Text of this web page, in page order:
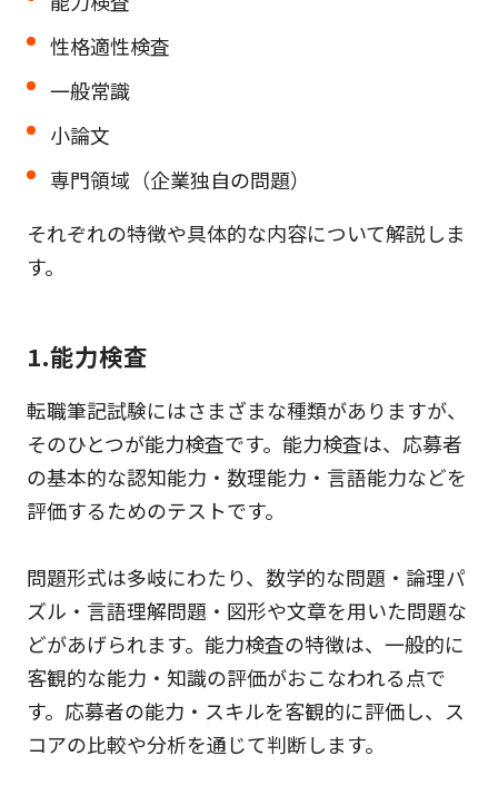
性格適性検査
一般常識
小論文
専門領域（企業独自の問題）
それぞれの特徴や具体的な内容について解説しま
す。
1.能力検査
転職筆記試験にはさまざまな種類がありますが、
そのひとつが能力検査です。能力検査は、応募者
の基本的な認知能力・数理能力・言語能力などを
評価するためのテストです。
問題形式は多岐にわたり、数学的な問題・論理パ
ズル・言語理解問題・図形や文章を用いた問題な
どがあげられます。能力検査の特徴は、一般的に
客観的な能力・知識の評価がおこなわれる点で
す。応募者の能力・スキルを客観的に評価し、ス
コアの比較や分析を通じて判断します。